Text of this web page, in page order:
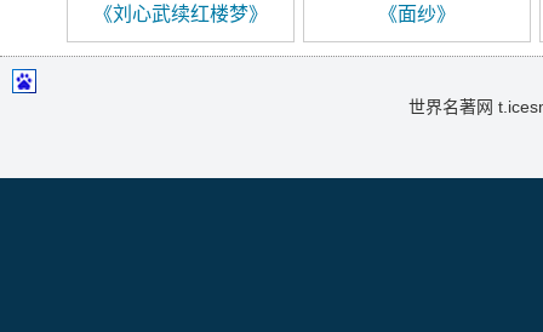
《刘心武续红楼梦》 《面纱》
世界名著网